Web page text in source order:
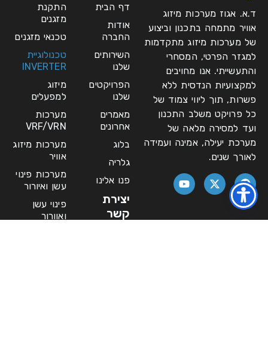
ד.א. אגוז מערכות מיזוג
אוויר מתמחה בתכנון וביצוע
של מערכות מיזוג מתקדמות
למגזר הפרטי, המסחרי
והתעשייתי. אנו מחויבים
למקצועיות הנדסית ללא
פשרות, תוך ליווי צמוד של
כל פרויקט משלב התכנון
ועד למסירה מלאה של
מערכת יעילה, אמינה ועמידה
לאורך שנים.
דף הבית
אודות
החברה
השירותים
שלנו
הפרויקטים
שלנו
מאמרים
אחרונים
בלוג
גלריה
פנו אלינו
יצירת
קשר
התקנת
מזגנים
טכנאי מזגנים
טכנולוגיית
INVERTER
מיזוג
למפעלים
מערכות
VRF/VRN
מערכות מיזוג
אוויר
מערכות פינוי
עשן ואיורור
פינוי עשן
ואוורור